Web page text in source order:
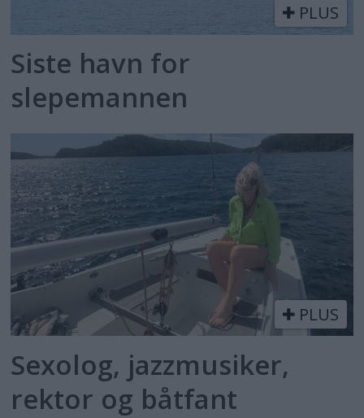
PLUS
Siste havn for
slepemannen
PLUS
Sexolog, jazzmusiker,
rektor og båtfant